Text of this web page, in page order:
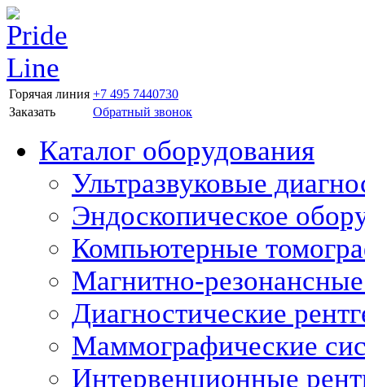
Горячая линия +7 495 7440730
Заказать
Обратный звонок
Каталог оборудования
Ультразвуковые
Эндоскопическое
Компьютерные
Магнитно-
Диагностические
Маммографические
Интервенционные